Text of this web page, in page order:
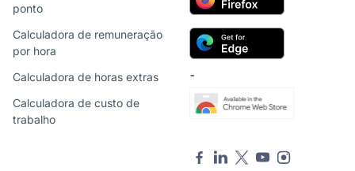
ponto
Calculadora de remuneração
por hora
Calculadora de horas extras
Calculadora de custo de
trabalho
¯